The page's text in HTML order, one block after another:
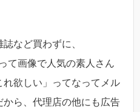
など買わずに、
て画像で人気の素人さん
欲しい」ってなってメル
ら、代理店の他にも広告